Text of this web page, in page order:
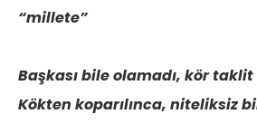
“millete”
Başkası bile olamadı, kör
Kökten koparılınca, niteliksiz